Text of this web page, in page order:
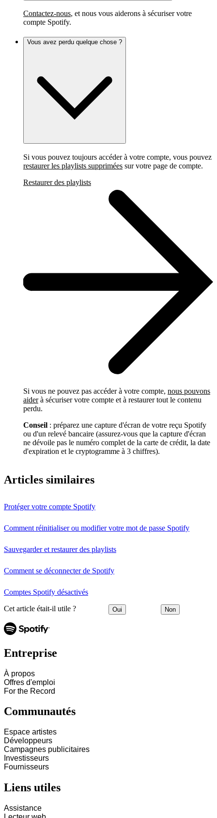
Contactez-nous, et nous vous aiderons à sécuriser votre
compte Spotify.
Vous avez perdu quelque chose ?
Si vous pouvez toujours accéder à votre compte, vous pouvez
restaurer les playlists supprimées sur votre page de compte.
Restaurer des playlists
Si vous ne pouvez pas accéder à votre compte, nous pouvons
aiderà sécuriser votre compte et à restaurer tout le contenu
perdu.
Conseil : préparez une capture d'écran de votre reçu Spotify
ou d'un relevé bancaire (assurez-vous que la capture d'écran
ne dévoile pas le numéro complet de la carte de crédit, la date
d'expiration et le cryptogramme à 3 chiffres).
Articles similaires
Protéger votre compte Spotify
Comment réinitialiser ou modifier votre mot de passe Spotify
Sauvegarder et restaurer des playlists
Comment se déconnecter de Spotify
Comptes Spotify désactivés
Cet article était-il utile ? Oui Non
Entreprise
À propos
Offres d'emploi
For the Record
Communautés
Espace artistes
Développeurs
Campagnes publicitaires
Investisseurs
Fournisseurs
Liens utiles
Assistance